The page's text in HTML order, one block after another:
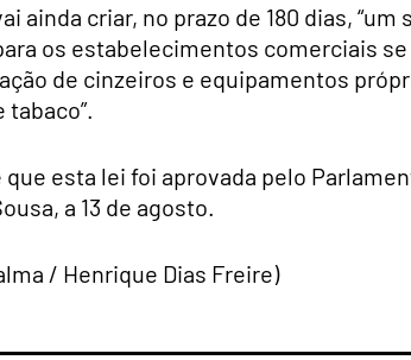
ainda criar, no prazo de 180 dias,
os estabelecimentos comerciais
de cinzeiros e equipamentos
esta lei foi aprovada pelo
a 13 de agosto.
/ Henrique Dias Freire)